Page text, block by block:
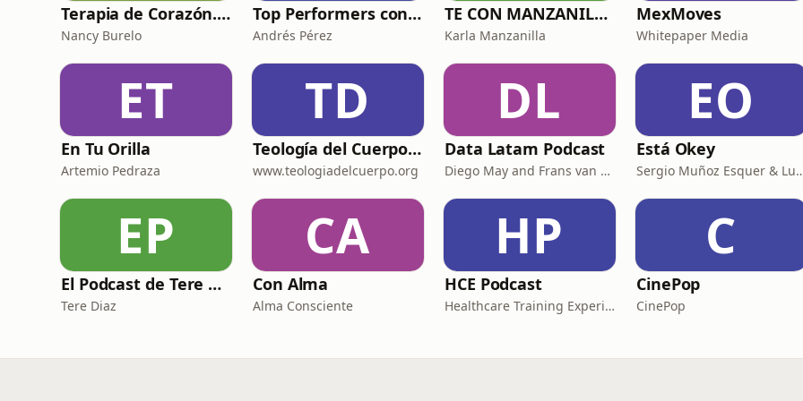
Terapia de Corazón. Salud mental y más.
Nancy Burelo
Top Performers con Andrés Pérez
Andrés Pérez
TE CON MANZANILLA. Para sanar tu relación con la comida, el cuerpo y el alma.
Karla Manzanilla
MexMoves
Whitepaper Media
ET
En Tu Orilla
Artemio Pedraza
TD
Teología del Cuerpo para Dummies
www.teologiadelcuerpo.org
DL
Data Latam Podcast
Diego May and Frans van Dunné
EO
Está Okey
Sergio Muñoz
EP
El Podcast de Tere Díaz
Tere Diaz
CA
Con Alma
Alma Consciente
HP
HCE Podcast
Healthcare Training Experience
C
CinePop
CinePop